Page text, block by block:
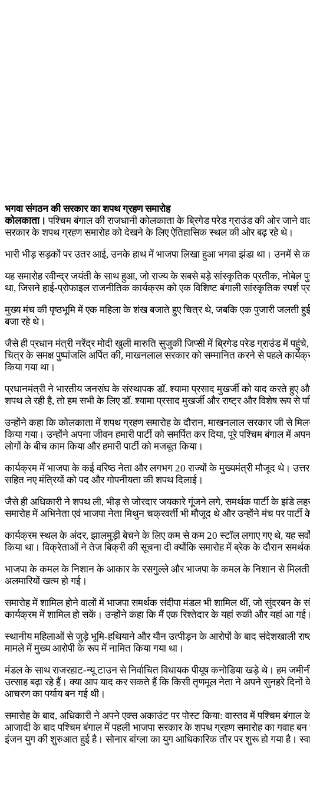
भगवा संगठन की सरकार का शपथ ग्रहण समारोह
कोलकाता। पश्चिम बंगाल की राजधानी कोलकाता के ब्रिगेड परेड ग्राउंड की ओर जाने
सरकार के शपथ ग्रहण समारोह को देखने के लिए ऐतिहासिक स्थल की ओर बढ़ रहे थे।
भारी भीड़ सड़कों पर उतर आई, उनके हाथ में भाजपा लिखा हुआ भगवा झंडा था। उनमें से
यह समारोह रवीन्द्र जयंती के साथ हुआ, जो राज्य के सबसे बड़े सांस्कृतिक प्रतीक, नोबेल
था, जिसने हाई-प्रोफाइल राजनीतिक कार्यक्रम को एक विशिष्ट बंगाली सांस्कृतिक स्पर्श
मुख्य मंच की पृष्ठभूमि में एक महिला के शंख बजाते हुए चित्र थे, जबकि एक पुजारी जलती
बजा रहे थे।
जैसे ही प्रधान मंत्री नरेंद्र मोदी खुली मारुति सुजुकी जिप्सी में ब्रिगेड परेड ग्राउंड में
चित्र के समक्ष पुष्पांजलि अर्पित की, माखनलाल सरकार को सम्मानित करने से पहले
किया गया था।
प्रधानमंत्री ने भारतीय जनसंघ के संस्थापक डॉ. श्यामा प्रसाद मुखर्जी को याद करते हुए
शपथ ले रही है, तो हम सभी के लिए डॉ. श्यामा प्रसाद मुखर्जी और राष्ट्र और विशेष रूप से
उन्होंने कहा कि कोलकाता में शपथ ग्रहण समारोह के दौरान, माखनलाल सरकार जी से
किया गया। उन्होंने अपना जीवन हमारी पार्टी को समर्पित कर दिया, पूरे पश्चिम बंगाल में
लोगों के बीच काम किया और हमारी पार्टी को मजबूत किया।
कार्यक्रम में भाजपा के कई वरिष्ठ नेता और लगभग 20 राज्यों के मुख्यमंत्री मौजूद थे।
सहित नए मंत्रियों को पद और गोपनीयता की शपथ दिलाई।
जैसे ही अधिकारी ने शपथ ली, भीड़ से जोरदार जयकारे गूंजने लगे, समर्थक पार्टी के झंडे
समारोह में अभिनेता एवं भाजपा नेता मिथुन चक्रवर्ती भी मौजूद थे और उन्होंने मंच पर
कार्यक्रम स्थल के अंदर, झालमुड़ी बेचने के लिए कम से कम 20 स्टॉल लगाए गए थे, यह
किया था। विक्रेताओं ने तेज बिक्री की सूचना दी क्योंकि समारोह में ब्रेक के दौरान
भाजपा के कमल के निशान के आकार के रसगुल्ले और भाजपा के कमल के निशान से मिलती
अलमारियों खत्म हो गई।
समारोह में शामिल होने वालों में भाजपा समर्थक संदीपा मंडल भी शामिल थीं, जो
कार्यक्रम में शामिल हो सकें। उन्होंने कहा कि मैं एक रिश्तेदार के यहां रुकी और यहां आ
स्थानीय महिलाओं से जुड़े भूमि-हथियाने और यौन उत्पीड़न के आरोपों के बाद संदेशखाली
मामले में मुख्य आरोपी के रूप में नामित किया गया था।
मंडल के साथ राजरहाट-न्यू टाउन से निर्वाचित विधायक पीयूष कनोडिया खड़े थे। हम
उत्साह बढ़ा रहे हैं। क्या आप याद कर सकते हैं कि किसी तृणमूल नेता ने अपने सुनहरे दिनों
आचरण का पर्याय बन गई थी।
समारोह के बाद, अधिकारी ने अपने एक्स अकाउंट पर पोस्ट किया: वास्तव में पश्चिम
आजादी के बाद पश्चिम बंगाल में पहली भाजपा सरकार के शपथ ग्रहण समारोह का
इंजन युग की शुरुआत हुई है। सोनार बांग्ला का युग आधिकारिक तौर पर शुरू हो गया है।